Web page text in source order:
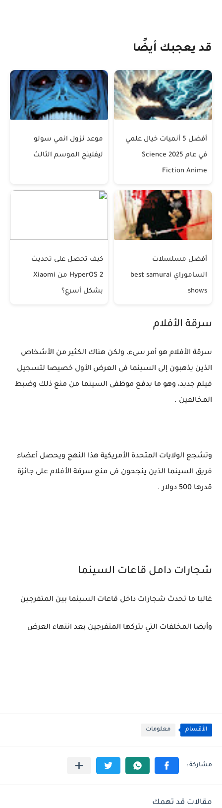
قد يعجبك أيضًا
أفضل 5 أنميات خيال علمي
في عام 2025 Science
Fiction Anime
موعد نزول انمي سولو
ليفلينج الموسم الثالث
أفضل مسلسلات
الساموراي best samurai
shows
كيف تحصل على تحديث
HyperOS 2 من Xiaomi
بشكل أسرع؟
سرقة الأفلام
سرقة الأفلام هو أمر سىء، ولكن هناك الكثير من الأشخاص
الذين يذهبون إلى السينما فى العرض الأول خصيصا لتسجيل
فيلم جديد، وهو ما يدفع موظفى السينما من منع ذلك وضبط
المخالفين .
وتشجع الولايات المتحدة الأمريكية هذا النهج ويحصل أعضاء
فريق السينما الذين ينجحون فى منع سرقة الأفلام على جائزة
قدرها 500 دولار .
شجارات دامل قاعات السينما
غالبا ما تحدث شجارات داخل قاعات السينما بين المتفرجين
وأيضا المخلفات التي يتركها المتفرجين بعد انتهاء العرض
الأقسام معلومات
مقالات قد تهمك